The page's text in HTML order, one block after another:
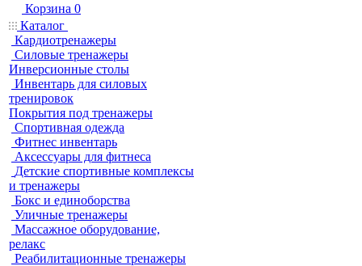
Корзина 0
Каталог
Кардиотренажеры
Силовые тренажеры
Инверсионные столы
Инвентарь для силовых
тренировок
Покрытия под тренажеры
Спортивная одежда
Фитнес инвентарь
Аксессуары для фитнеса
Детские спортивные комплексы
и тренажеры
Бокс и единоборства
Уличные тренажеры
Массажное оборудование,
релакс
Реабилитационные тренажеры